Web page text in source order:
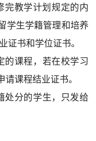
完教学计划规定的内
学生学籍管理和培养
证书和学位证书。
的课程，若在校学习
课程结业证书。
处分的学生，只发给